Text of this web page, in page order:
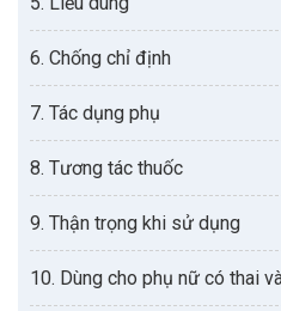
6. Chống chỉ định
7. Tác dụng phụ
8. Tương tác thuốc
9. Thận trọng khi sử dụng
10. Dùng cho phụ nữ có thai